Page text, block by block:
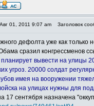
01, 2011 9:07 am Заголовок
дефолта уже как только
сразил конгрессменов
вывести на улицы
угроз. 20000 солдат
имея на вооружении
на улицах нужны для
17 сентября назначена